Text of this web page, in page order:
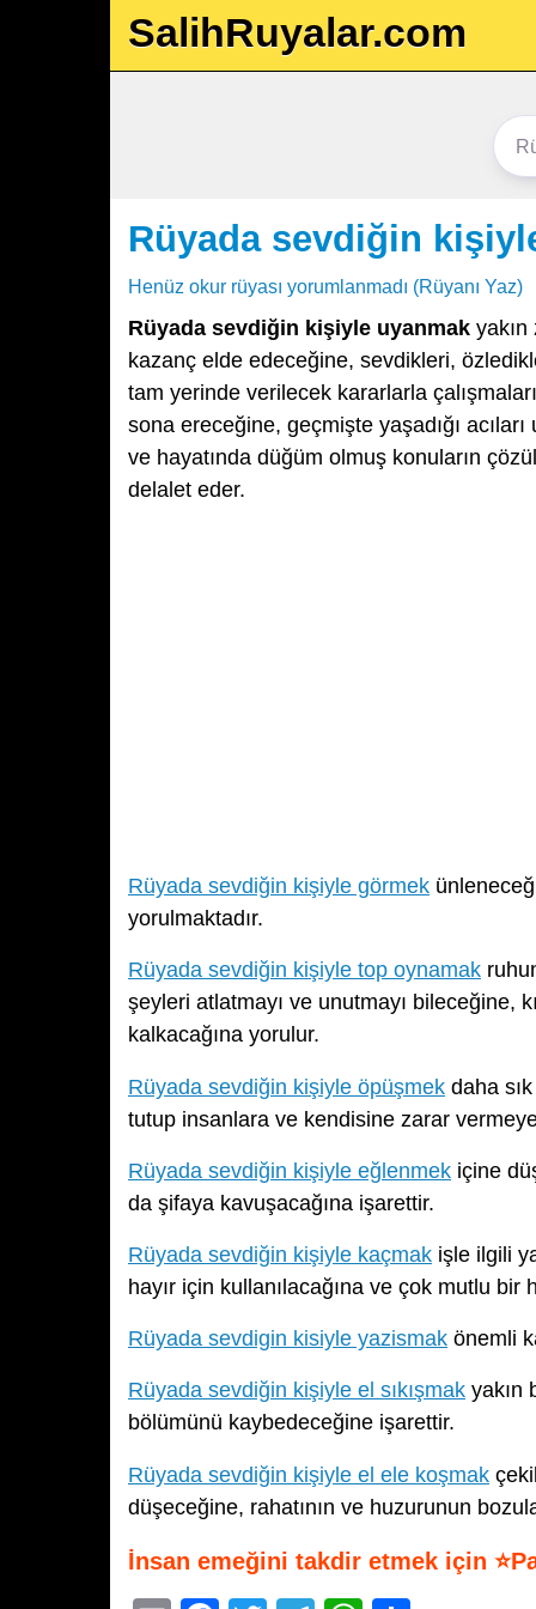
SalihRuyalar.com
Rüyada sevdiğin
Henüz okur rüyası yorumlanmadı (Rüyanı Yaz)
Rüyada sevdiğin kişiyle uyanmak
kazanç elde edeceğine, sevdikleri,
tam yerinde verilecek kararlarla
sona ereceğine, geçmişte yaşadığı
ve hayatında düğüm olmuş konuların
delalet eder.
Rüyada sevdiğin kişiyle görmek
yorulmaktadır.
Rüyada sevdiğin kişiyle top oynamak
şeyleri atlatmayı ve unutmayı bileceğine,
kalkacağına yorulur.
Rüyada sevdiğin kişiyle öpüşmek daha
tutup insanlara ve kendisine zarar
Rüyada sevdiğin kişiyle eğlenmek içine
da şifaya kavuşacağına işarettir.
Rüyada sevdiğin kişiyle kaçmak işle ilgili
hayır için kullanılacağına ve çok mutlu
Rüyada sevdigin kisiyle yazismak önemli
Rüyada sevdiğin kişiyle el sıkışmak yakın
bölümünü kaybedeceğine işarettir.
Rüyada sevdiğin kişiyle el ele koşmak
düşeceğine, rahatının ve huzurunun
İnsan emeğini takdir etmek için